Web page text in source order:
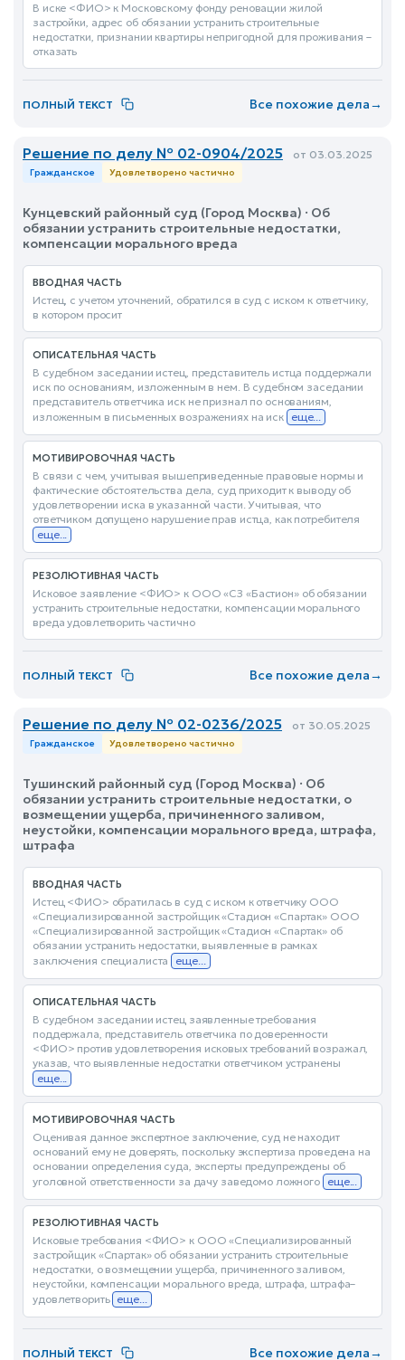
В иске <ФИО> к Московскому фонду реновации жилой
застройки, адрес об обязании устранить строительные
недостатки, признании квартиры непригодной для проживания –
отказать
ПОЛНЫЙ ТЕКСТ Все похожие дела→
Решение по делу № 02-0904/2025 от 03.03.2025
Гражданское Удовлетворено частично
Кунцевский районный суд (Город Москва) · Об
обязании устранить строительные недостатки,
компенсации морального вреда
ВВОДНАЯ ЧАСТЬ
Истец, с учетом уточнений, обратился в суд с иском к ответчику,
в котором просит
ОПИСАТЕЛЬНАЯ ЧАСТЬ
В судебном заседании истец, представитель истца поддержали
иск по основаниям, изложенным в нем. В судебном заседании
представитель ответчика иск не признал по основаниям,
изложенным в письменных возражениях на иск еще...
МОТИВИРОВОЧНАЯ ЧАСТЬ
В связи с чем, учитывая вышеприведенные правовые нормы и
фактические обстоятельства дела, суд приходит к выводу об
удовлетворении иска в указанной части. Учитывая, что
ответчиком допущено нарушение прав истца, как потребителя
еще...
РЕЗОЛЮТИВНАЯ ЧАСТЬ
Исковое заявление <ФИО> к ООО «СЗ «Бастион» об обязании
устранить строительные недостатки, компенсации морального
вреда удовлетворить частично
ПОЛНЫЙ ТЕКСТ Все похожие дела→
Решение по делу № 02-0236/2025 от 30.05.2025
Гражданское Удовлетворено частично
Тушинский районный суд (Город Москва) · Об
обязании устранить строительные недостатки, о
возмещении ущерба, причиненного заливом,
неустойки, компенсации морального вреда, штрафа,
штрафа
ВВОДНАЯ ЧАСТЬ
Истец <ФИО> обратилась в суд с иском к ответчику ООО
«Специализированной застройщик «Стадион «Спартак» ООО
«Специализированной застройщик «Стадион «Спартак» об
обязании устранить недостатки, выявленные в рамках
заключения специалиста еще...
ОПИСАТЕЛЬНАЯ ЧАСТЬ
В судебном заседании истец заявленные требования
поддержала, представитель ответчика по доверенности
<ФИО> против удовлетворения исковых требований возражал,
указав, что выявленные недостатки ответчиком устранены
еще...
МОТИВИРОВОЧНАЯ ЧАСТЬ
Оценивая данное экспертное заключение, суд не находит
оснований ему не доверять, поскольку экспертиза проведена на
основании определения суда, эксперты предупреждены об
уголовной ответственности за дачу заведомо ложного еще...
РЕЗОЛЮТИВНАЯ ЧАСТЬ
Исковые требования <ФИО> к ООО «Специализированный
застройщик «Спартак» об обязании устранить строительные
недостатки, о возмещении ущерба, причиненного заливом,
неустойки, компенсации морального вреда, штрафа, штрафа–
удовлетворить еще...
ПОЛНЫЙ ТЕКСТ Все похожие дела→